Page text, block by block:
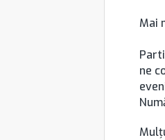
Mai
ne